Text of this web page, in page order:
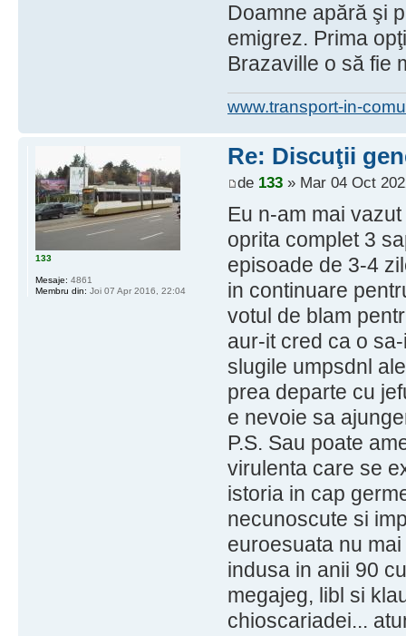
Doamne apără şi
emigrez. Prima
Brazaville o să fie
www.transport-in-
Re: Discuţii
de 133» Mar 04 Oct
Eu n-am mai
oprita complet 3
episoade de 3-4
in continuare
votul de blam
aur-it cred ca o
slugile umpsdnl
prea departe cu
e nevoie sa
P.S. Sau poate
virulenta care se
istoria in cap
necunoscute si
euroesuata nu
indusa in anii 90
megajeg, libl si
chioscariadei...
133
Mesaje: 4861
Membru din: Joi 07 Apr 2016, 22:04